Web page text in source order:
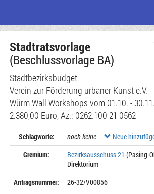
Seiteninhalt
Stadtratsvorlage
(Beschlussvorlage BA)
Stadtbezirksbudget
Verein zur Förderung urbaner Kunst e.V.
Würm Wall Workshops vom 01.10. -
2.380,00 Euro, Az.: 0262.100-21-0562
Schlagworte: noch keine
Neue
Gremium:
Bezirksausschuss 21 (Pasing-
Direktorium
Antragsnummer:
26-32/V00856